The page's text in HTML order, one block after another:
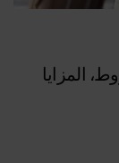
المزايا